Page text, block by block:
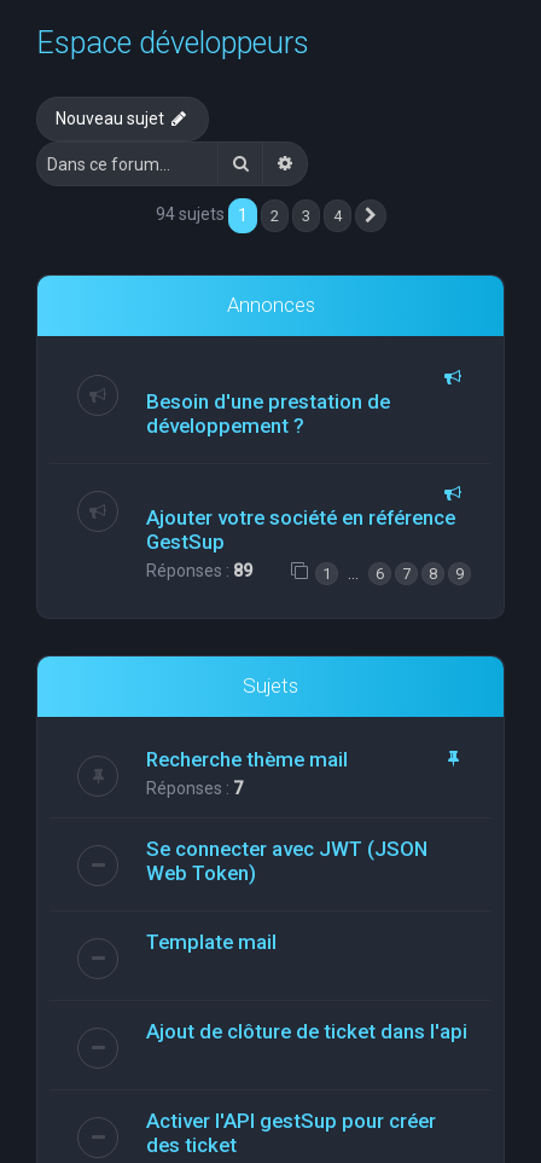
Espace développeurs
Nouveau sujet
RechercherRecherche avancée
94 sujets 1 2 3 4
Annonces
Besoin d'une prestation de
développement ?
Ajouter votre société en référence
GestSup
Réponses : 89 1 6 7 8 9
Sujets
Recherche thème mail
Réponses : 7
Se connecter avec JWT (JSON
Web Token)
Template mail
Ajout de clôture de ticket dans l'api
Activer l'API gestSup pour créer
des ticket